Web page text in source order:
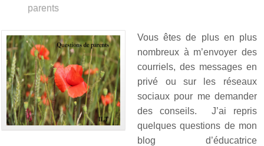
parents
Vous êtes de plus en plus
nombreux à m’envoyer des
courriels, des messages en
privé ou sur les réseaux
sociaux pour me demander
des conseils. J’ai repris
quelques questions de mon
blog d’éducatrice